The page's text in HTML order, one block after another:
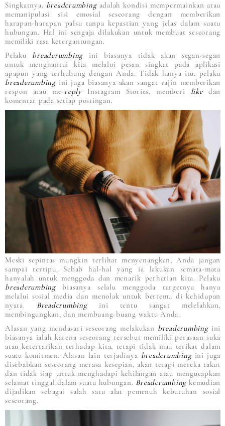
Singkatnya, breadcrumbingadalah kondisi mempermainkan atau
memanipulasi sisi emosial seseorang dengan memberikan
harapan-harapan palsu tanpa kepastian yang jelas dalam suatu
hubungan. Hal ini sengaja dilakukan untuk membuat seseorang
memiliki rasa ketergantungan.
Pelakubreadcrumbing ini biasanya tidak akan segan-segan
untuk menghantui kita melalui pesan singkat pada aplikasi
apapun yang terhubung dengan Anda. Tidak hanya itu, pelaku
breadcrumbingini juga biasanya akan sangat rajin memberikan
respon atau me-replyInstagram Stories, memberi likedan
komentar pada setiap postingan.
Meski sepintas mungkin terlihat menyenangkan, Anda jangan
sampai tertipu. Sebab hal-hal yang ia lakukan semata-mata
hanyalah untuk menggoda dan menarik perhatian kita. Pelaku
breadcrumbingbiasanya selalu menggoda targetnya hanya
melalui sosial media dan menolak untuk bertemu di kehidupan
nyata. Breadcrumbingini tentu sangat melelahkan,
membingungkan, dan membuang-buang waktu Anda.
Alasan yang mendasari seseorang melakukan breadcrumbingini
biasanya ialah karena seseorang tersebut memiliki perasaan suka
atau ketertarikan terhadap kita, tetapi tidak mau terikat dalam
suatu komitmen. Alasan lain terjadinya breadcrumbingini juga
disebabkan seseorang merasa kesepian, akan tetapi mereka takut
dan tidak siap untuk menghadapi kehilangan atau mengucapkan
selamat tinggal dalam suatu hubungan. Breadcrumbing kemudian
dijadikan sebagai salah satu alat pemenuh kebutuhan sosial
seseorang.